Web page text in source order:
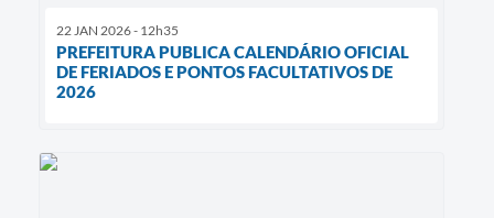
22 JAN 2026 - 12h35
PREFEITURA PUBLICA CALENDÁRIO OFICIAL
DE FERIADOS E PONTOS FACULTATIVOS DE
2026